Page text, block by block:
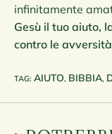
infinitamente
Gesù il tuo aiuto,
contro le avversità
TAG: AIUTO, BIBBIA,